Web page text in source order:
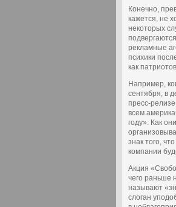
Конечно,
кажется, не
некоторых
рекламные
психики
как
Например,
сентября, в
пресс-
всем
году». Как
знак того,
компании
Акция
чего раньше
называют
слоган